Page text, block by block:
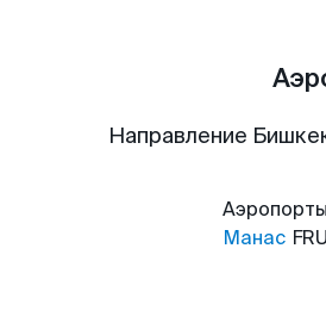
Направление
Аэропорты
Манас FRU